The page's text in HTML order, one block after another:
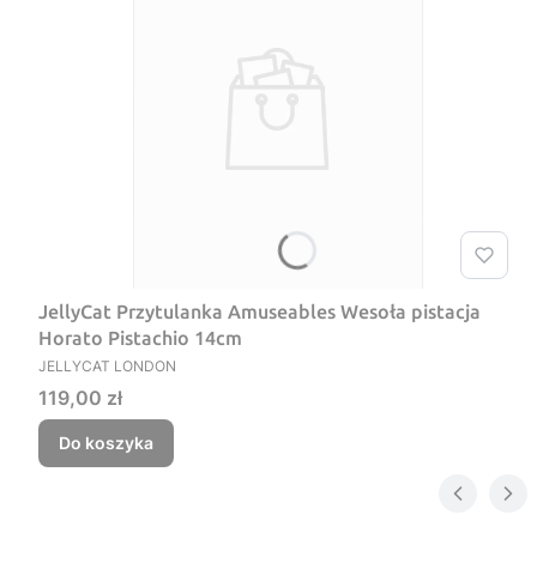
JellyCat Przytulanka Amuseables Wesoła pistacja
Horato Pistachio 14cm
PRODUCENT
JELLYCAT LONDON
Cena
119,00 zł
Do koszyka